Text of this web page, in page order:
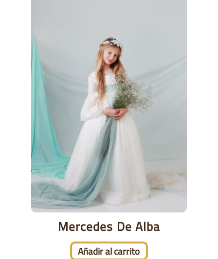
Mercedes De Alba
Añadir al carrito